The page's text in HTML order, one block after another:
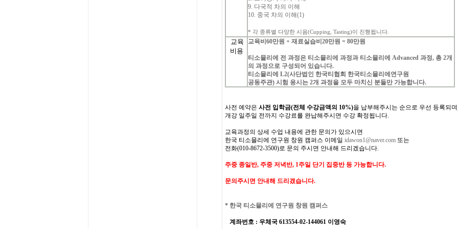
9. 다국적 차의 이해
10. 중국 차의 이해(1)
* 각 종류별 다양한 시음(Cupping, Tasting)이 진행됩니다
교육
비용
교육비 60만원 + 재료실습비 20만원 = 80만원
티소믈리에 전 과정은 티소믈리에 과정과 티소믈리에 Advanced 과정, 총 2개
의 과정으로 구성되어 있습니다.
티소믈리에 L2(사단법인 한국티협회 한국티소믈리에연구원
공동주관) 시험 응시는 2개 과정을 모두 마치신 분들만 가능합니다.
사전 예약은 사전 입학금(전체 수강금액의 10%)을 납부해주시는 순으로 우선 등록되며
개강 일주일 전까지 수강료를 완납해주시면 수강 확정됩니다.
교육과정의 상세 수업 내용에 관한 문의가 있으시면
한국 티소믈리에 연구원 창원 캠퍼스 이메일 idawon1@naver.com 또는
전화(010-8672-3500)로 문의 주시면 안내해 드리겠습니다.
주중 종일반, 주중 저녁반, 1주일 단기 집중반 등 가능합니다.
문의주시면 안내해 드리겠습니다.
* 한국 티소믈리에 연구원 창원 캠퍼스
계좌번호 : 우체국 613554-02-144061 이영숙